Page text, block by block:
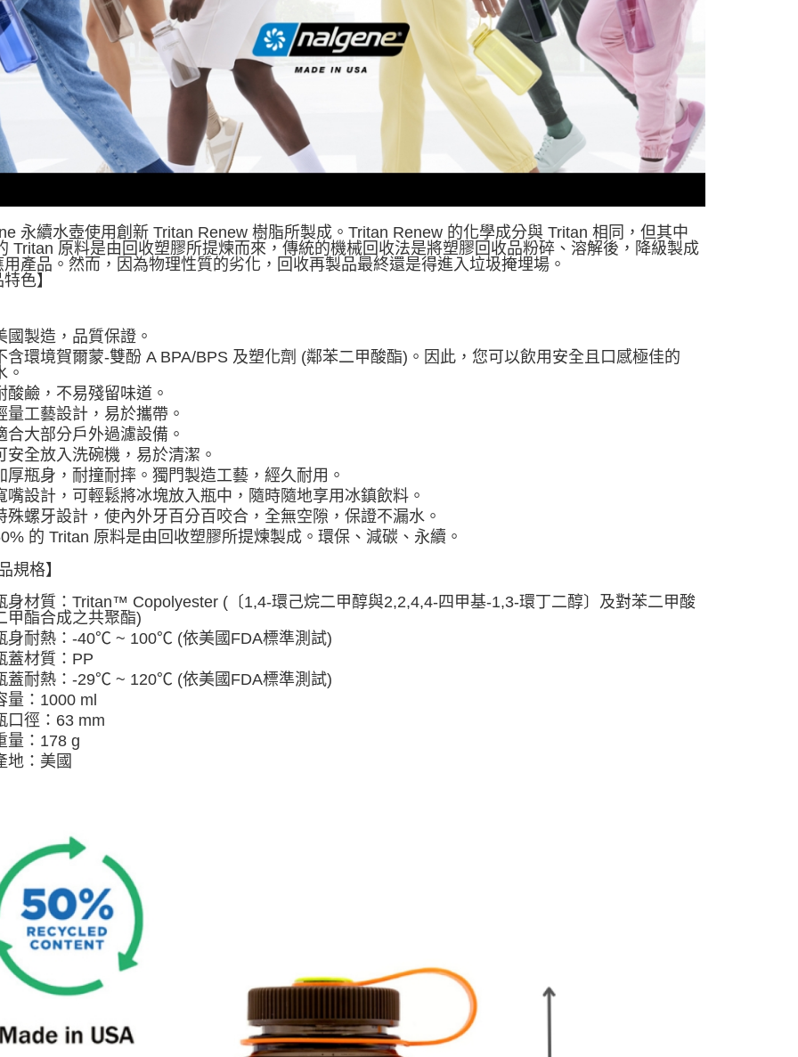
付款後門市自取
免運費
順豐貨運海外配送(運費買家自付，順豐交貨並收取運費) 查看運費
永續水壺使用創新 Tritan Renew 樹脂所製成。Tritan Renew 的化學成分與 Tritan 相同，但其中
Tritan 原料是由回收塑膠所提煉而來，傳統的機械回收法是將塑膠回收品粉碎、溶解後，降級製成
用產品。然而，因為物理性質的劣化，回收再製品最終還是得進入垃圾掩埋場。
色】
國製造，品質保證。
含環境賀爾蒙-雙酚 A BPA/BPS 及塑化劑 (鄰苯二甲酸酯)。因此，您可以飲用安全且口感極佳的
。
酸鹼，不易殘留味道。
量工藝設計，易於攜帶。
合大部分戶外過濾設備。
安全放入洗碗機，易於清潔。
厚瓶身，耐撞耐摔。獨門製造工藝，經久耐用。
嘴設計，可輕鬆將冰塊放入瓶中，隨時隨地享用冰鎮飲料。
殊螺牙設計，使內外牙百分百咬合，全無空隙，保證不漏水。
的 Tritan 原料是由回收塑膠所提煉製成。環保、減碳、永續。
規格】
身材質：Tritan™ Copolyester (〔1,4-環己烷二甲醇與2,2,4,4-四甲基-1,3-環丁二醇〕及對苯二甲酸
甲酯合成之共聚酯)
身耐熱：-40℃ ~ 100℃ (依美國FDA標準測試)
蓋材質：PP
蓋耐熱：-29℃ ~ 120℃ (依美國FDA標準測試)
量：1000 ml
口徑：63 mm
量：178 g
地：美國